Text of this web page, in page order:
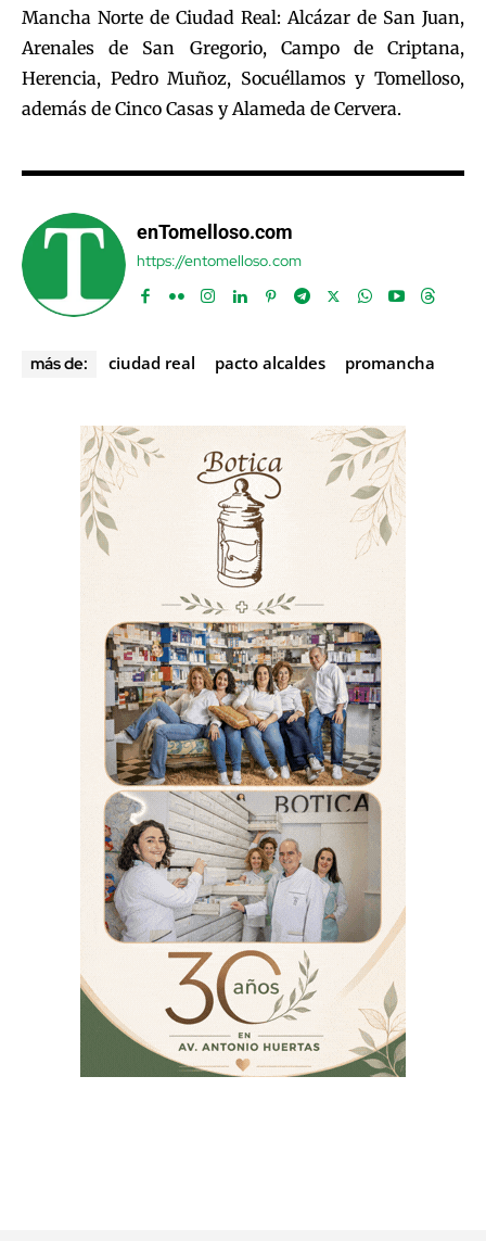
Mancha Norte de Ciudad Real: Alcázar de San Juan,
Arenales de San Gregorio, Campo de Criptana,
Herencia, Pedro Muñoz, Socuéllamos y Tomelloso,
además de Cinco Casas y Alameda de Cervera.
enTomelloso.com
https://entomelloso.com
más de: ciudad real pacto alcaldes promancha